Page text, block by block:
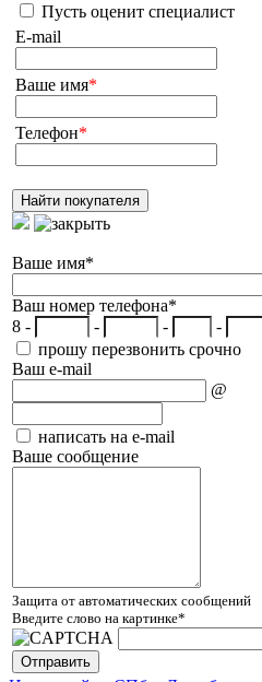
Пусть оценит специалист
E-mail
Ваше имя*
Телефон*
Ваше имя*
Ваш номер телефона*
8 -
- -
-
прошу перезвонить срочно
Ваш e-mail
@
написать на e-mail
Ваше сообщение
Защита от автоматических сообщений
Введите слово на картинке*